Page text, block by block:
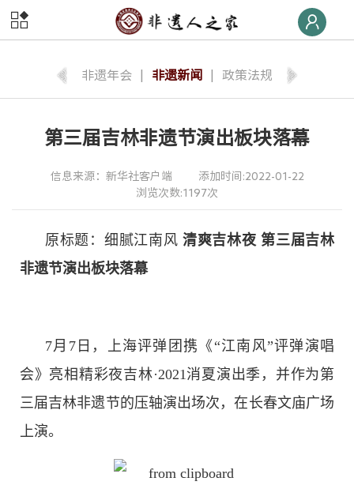
首页
快线
非遗大学堂
非遗交流
非遗后援团
非遗年会 非遗新闻 政策法规
第三届吉林非遗节演出板块落幕
信息来源：新华社客户端
添加时间:2022-01-22
浏览次数:1197次
原标题：细腻江南风 清爽吉林夜 第三届吉林
非遗节演出板块落幕
7月7日，上海评弹团携《“江南风”评弹演唱
会》亮相精彩夜吉林·2021消夏演出季，并作为第
三届吉林非遗节的压轴演出场次，在长春文庙广场
上演。